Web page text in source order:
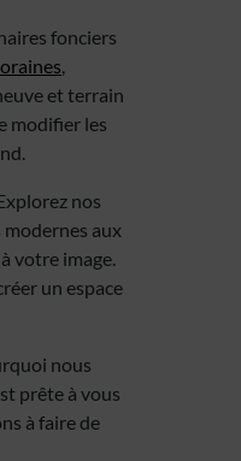
fonciers
,
et terrain
modifier les
nos
aux
votre image.
un espace
nous
prête à vous
à faire de